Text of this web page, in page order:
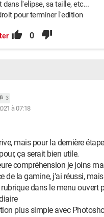
dans l'elipse, sa taille, etc...
pour terminer l'edition
0
3
à 07:18
mais pour la dernière
ça serait bien utile.
compréhension je joins
de la gamine, j'ai réussi,
dans le menu ouvert
plus simple avec